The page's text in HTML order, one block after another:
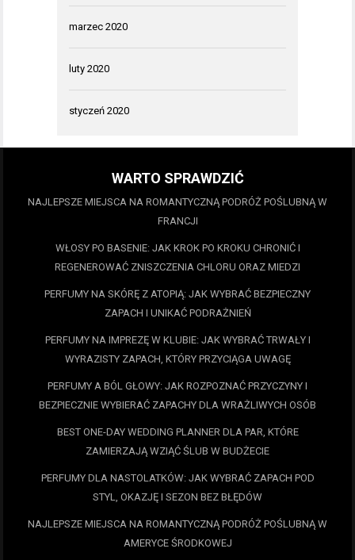
marzec 2020
luty 2020
styczeń 2020
WARTO SPRAWDZIĆ
NAJLEPSZE MIEJSCA NA ROMANTYCZNĄ PODRÓŻ POŚLUBNĄ W
FRANCJI
WŁOSY PO BASENIE: JAK KROK PO KROKU CHRONIĆ I
REGENEROWAĆ ZNISZCZENIA CHLORU ORAZ MIEDZI
PERFUMY NA SKÓRĘ Z ATOPIĄ: JAK WYBRAĆ BEZPIECZNY
ZAPACH I UNIKAĆ PODRAŻNIEŃ
PERFUMY NA IMPREZĘ W KLUBIE: JAK WYBRAĆ TRWAŁY I
WYRAZISTY ZAPACH, KTÓRY PRZYCIĄGA UWAGĘ
PERFUMY A BÓL GŁOWY: JAK ROZPOZNAĆ PRZYCZYNY I
BEZPIECZNIE WYBIERAĆ ZAPACHY DLA WRAŻLIWYCH OSÓB
BEST ONE-DAY WEDDING PLANNER DLA PAR, KTÓRE
ZAMIERZAJĄ WZIĄĆ ŚLUB W BUDŻECIE
PERFUMY DLA NASTOLATKÓW: JAK WYBRAĆ ZAPACH POD
STYL, OKAZJĘ I SEZON BEZ BŁĘDÓW
NAJLEPSZE MIEJSCA NA ROMANTYCZNĄ PODRÓŻ POŚLUBNĄ W
AMERYCE ŚRODKOWEJ